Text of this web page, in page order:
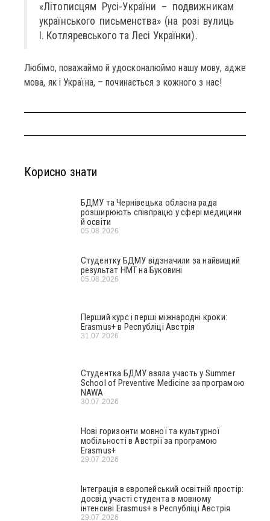
«Літописцям Русі-України – подвижникам
українського письменства» (на розі вулиць
І. Котляревського та Лесі Українки).
Любімо, поважаймо й удосконалюймо нашу мову, адже
мова, як і Україна, – починається з кожного з нас!
Корисно знати
БДМУ та Чернівецька обласна рада
розширюють співпрацю у сфері медицини
й освіти
05.08.2026
Студентку БДМУ відзначили за найвищий
результат НМТ на Буковині
05.08.2026
Перший курс і перші міжнародні кроки:
Erasmus+ в Республіці Австрія
31.07.2026
Студентка БДМУ взяла участь у Summer
School of Preventive Medicine за програмою
NAWA
30.07.2026
Нові горизонти мовної та культурної
мобільності в Австрії за програмою
Erasmus+
29.07.2026
Інтеграція в європейський освітній простір:
досвід участі студента в мовному
інтенсиві Erasmus+ в Республіці Австрія
29.07.2026